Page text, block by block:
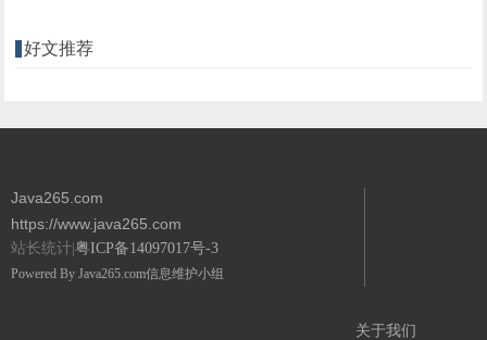
好文推荐
Java265.com
https://www.java265.com
站长统计| 粤ICP备14097017号-3
Powered By Java265.com信息维护小组
关于我们